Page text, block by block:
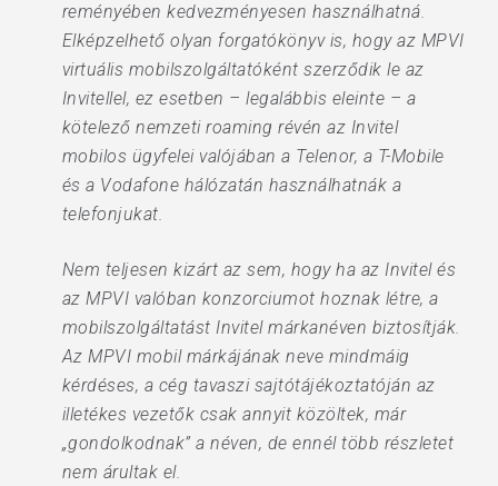
reményében kedvezményesen használhatná.
Elképzelhető olyan forgatókönyv is, hogy az MPVI
virtuális mobilszolgáltatóként szerződik le az
Invitellel, ez esetben – legalábbis eleinte – a
kötelező nemzeti roaming révén az Invitel
mobilos ügyfelei valójában a Telenor, a T-Mobile
és a Vodafone hálózatán használhatnák a
telefonjukat.
Nem teljesen kizárt az sem, hogy ha az Invitel és
az MPVI valóban konzorciumot hoznak létre, a
mobilszolgáltatást Invitel márkanéven biztosítják.
Az MPVI mobil márkájának neve mindmáig
kérdéses, a cég tavaszi sajtótájékoztatóján az
illetékes vezetők csak annyit közöltek, már
„gondolkodnak” a néven, de ennél több részletet
nem árultak el.